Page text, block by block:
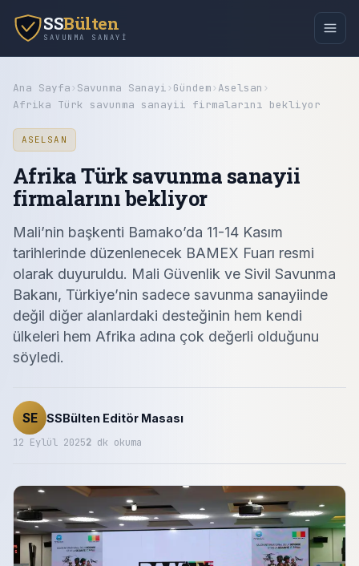
SSBülten
SAVUNMA SANAYI
Ana Sayfa› Savunma Sanayi› Gündem› Aselsan ›
Afrika Türk savunma sanayii firmalarını bekliyor
ASELSAN
Afrika Türk savunma sanayii
firmalarını bekliyor
Mali’nin başkenti Bamako’da 11-14 Kasım
tarihlerinde düzenlenecek BAMEX Fuarı resmi
olarak duyuruldu. Mali Güvenlik ve Sivil Savunma
Bakanı, Türkiye’nin sadece savunma sanayiinde
değil diğer alanlardaki desteğinin hem kendi
ülkeleri hem Afrika adına çok değerli olduğunu
söyledi.
SE SSBülten Editör Masası
12 Eylül 20252 dk okuma